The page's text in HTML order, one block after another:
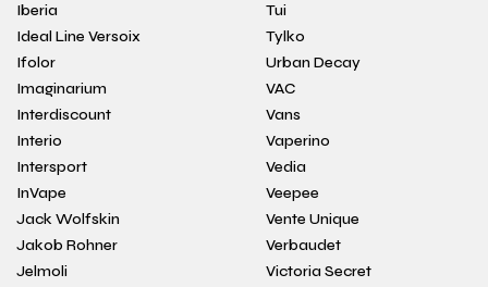
Iberia
Ideal Line Versoix
Ifolor
Imaginarium
Interdiscount
Interio
Intersport
InVape
Jack Wolfskin
Jakob Rohner
Jelmoli
Tui
Tylko
Urban Decay
VAC
Vans
Vaperino
Vedia
Veepee
Vente Unique
Verbaudet
Victoria Secret